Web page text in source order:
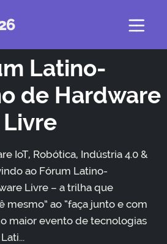
Latino-
de Hardware
Livre
IoT, Robótica, Indústria 4.0 &
ao Fórum Latino-
Livre – a trilha que
mesmo” ao “faça junto e com
maior evento de tecnologias